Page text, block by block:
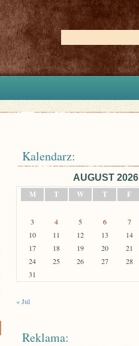
Kalendarz:
AUGUST 2026
M
T W T F
3
4 5 6 7
10
11 12 13 14
17
18 19 20 21
24
25 26 27 28
31
« Jul
Reklama: